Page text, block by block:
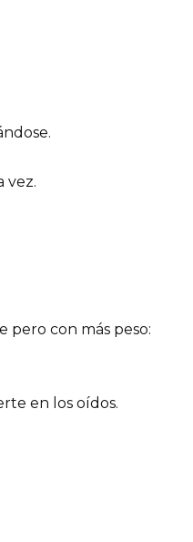
vez.
pero con más peso:
en los oídos.